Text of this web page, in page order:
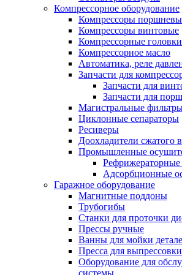
Компрессорное оборудование
Компрессоры
Компрессоры винтовые
Компрессорные головки
Компрессорное масло
Автоматика, реле
Запчасти для
Запчасти для
Запчасти для
Магистральные
Циклонные сепараторы
Ресиверы
Доохладители сжатого
Промышленные
Адсорбционные
Гаражное оборудование
Магнитные поддоны
Трубогибы
Станки для проточки
Прессы ручные
Ванны для мойки
Пресса для
Оборудование для
системы